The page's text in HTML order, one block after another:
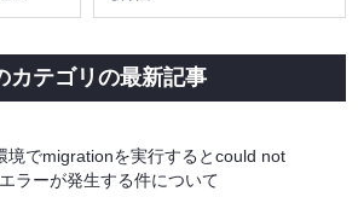
カテゴリの最新記事
境でmigrationを実行するとcould not
ラーが発生する件について